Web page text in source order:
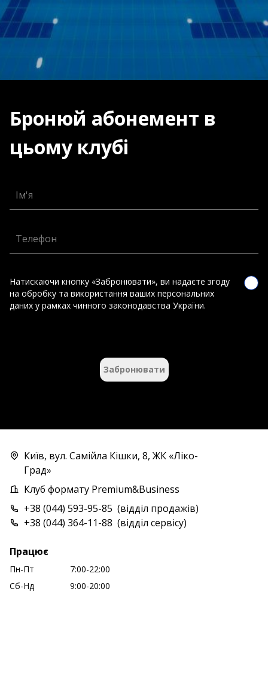
Бронюй абонемент в
цьому клубі
Ім'я
Телефон
Натискаючи кнопку «Забронювати», ви надаєте згоду
на обробку та використання ваших персональних
даних у рамках чинного законодавства України.
Забронювати
Київ, вул. Самійла Кішки, 8, ЖК «Ліко-
Град»
Клуб формату Premium&Business
+38 (044) 593-95-85 (відділ продажів)
+38 (044) 364-11-88 (відділ сервісу)
Працює
Пн-Пт
7:00-22:00
Сб-Нд
9:00-20:00